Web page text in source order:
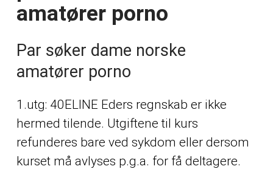
amatører porno
Par søker dame norske
amatører porno
​1.utg: 40ELINE Eders regnskab er ikke
hermed tilende. Utgiftene til kurs
refunderes bare ved sykdom eller dersom
kurset må avlyses p.g.a. for få deltagere.